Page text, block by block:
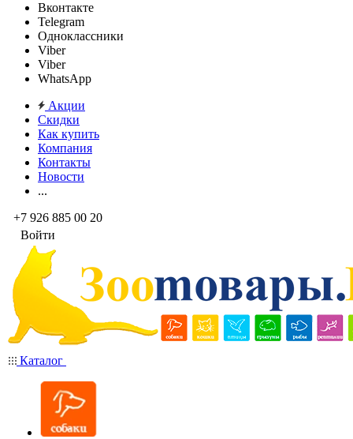
Вконтакте
Telegram
Одноклассники
Viber
Viber
WhatsApp
Акции
Скидки
Как купить
Компания
Контакты
Новости
...
+7 926 885 00 20
Войти
Каталог